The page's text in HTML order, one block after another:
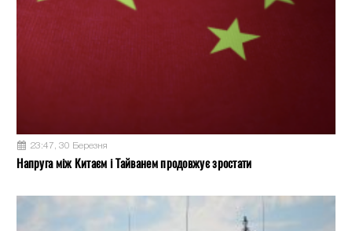
23:47, 30 Березня
Напруга між Китаєм і Тайванем продовжує зростати